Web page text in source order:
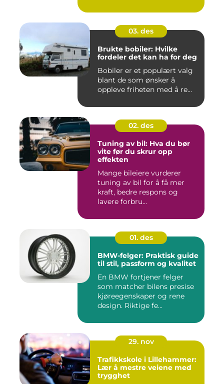
03. des
Brukte bobiler: Hvilke
fordeler det kan ha for deg
Bobiler er et populært valg
blant de som ønsker å
oppleve friheten med å re...
02. des
Tuning av bil: Hva du bør
vite før du skrur opp
effekten
Mange bileiere vurderer
tuning av bil for å få mer
kraft, bedre respons og
lavere forbru...
01. des
BMW-felger: Praktisk guide
til stil, passform og kvalitet
En BMW fortjener felger
som matcher bilens presise
kjøreegenskaper og rene
design. Riktige fe...
29. nov
Trafikkskole i Lillehammer:
Lær å mestre veiene med
trygghet